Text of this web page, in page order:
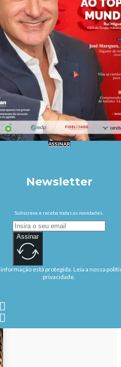
ASSINAR
Newsletter
Subscreva e receba todas as novidades.
Assinar
informação está protegida. Leia a nossa
privacidade.